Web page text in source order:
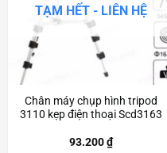
TẠM HẾT - LIÊN HỆ
Chân máy chụp hình tripod
3110 kẹp điện thoại Scd3163
93.200₫